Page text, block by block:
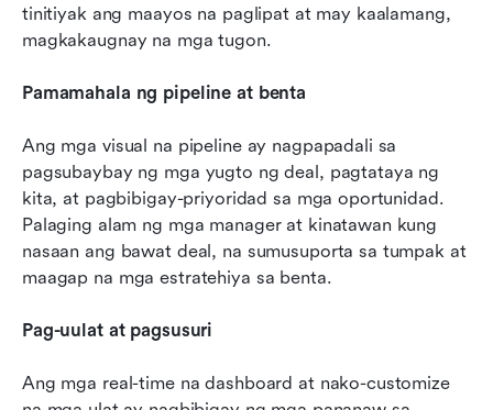
tinitiyak ang maayos na paglipat at may kaalamang,
magkakaugnay na mga tugon.
Pamamahala ng pipeline at benta
Ang mga visual na pipeline ay nagpapadali sa
pagsubaybay ng mga yugto ng deal, pagtataya ng
kita, at pagbibigay-priyoridad sa mga oportunidad.
Palaging alam ng mga manager at kinatawan kung
nasaan ang bawat deal, na sumusuporta sa tumpak at
maagap na mga estratehiya sa benta.
Pag-uulat at pagsusuri
Ang mga real-time na dashboard at nako-customize